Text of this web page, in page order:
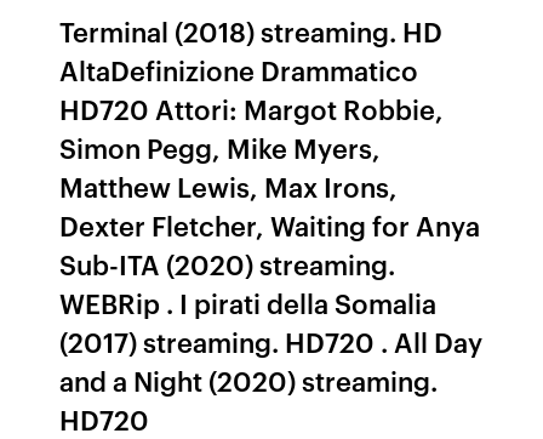
Terminal (2018) streaming. HD
AltaDefinizione Drammatico
HD720 Attori: Margot Robbie,
Simon Pegg, Mike Myers,
Matthew Lewis, Max Irons,
Dexter Fletcher, Waiting for Anya
Sub-ITA (2020) streaming.
WEBRip . I pirati della Somalia
(2017) streaming. HD720 . All Day
and a Night (2020) streaming.
HD720